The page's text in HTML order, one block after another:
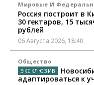
Мировые И
Россия построит в
30 гектаров, 15
рублей
06 Августа 2026, 18:40
Общество
адаптироваться к